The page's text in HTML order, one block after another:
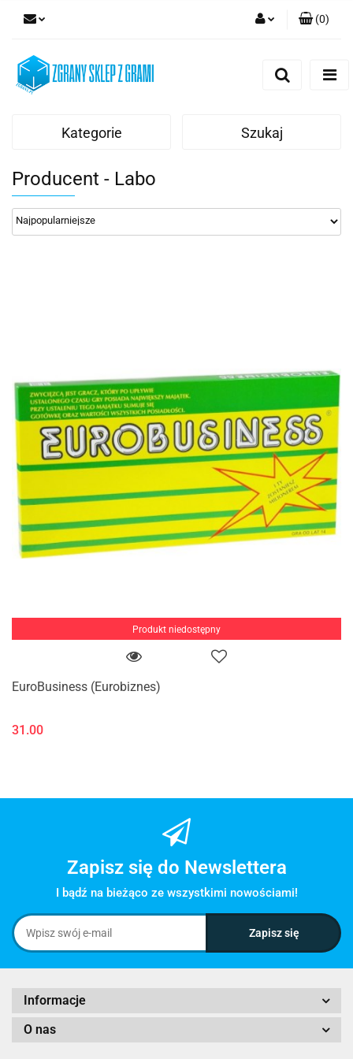
(0)
Kategorie Szukaj
Producent - Labo
Produkt niedostępny
EuroBusiness (Eurobiznes)
31.00
Zapisz się do Newslettera
I bądź na bieżąco ze wszystkimi nowościami!
Informacje
O nas